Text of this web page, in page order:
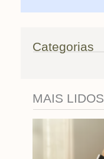
Categorias
MAIS LIDOS